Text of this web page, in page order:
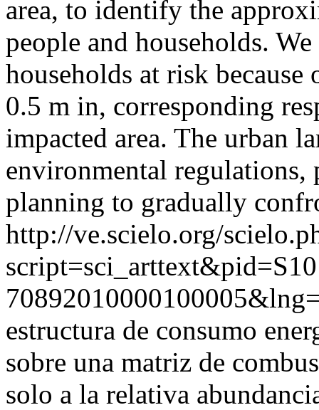
area, to identify the
people and households.
households at risk
0.5 m in, corresponding
impacted area. The urban
environmental regulations,
planning to gradually
http://ve.scielo.org/
estructura de consumo
sobre una matriz de
solo a la relativa